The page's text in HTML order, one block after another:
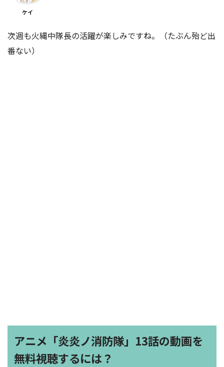
ケイ
次週も火縄中隊長の活躍が楽しみですね。（たぶん殆ど出
番ない）
アニメ「炎炎ノ消防隊」13話の動画を
無料視聴するには？